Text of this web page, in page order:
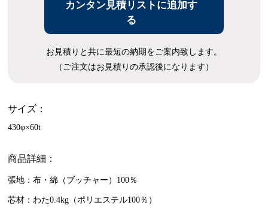
カンタン見積リストに追加す
る
お見積りと共に最短の納期をご案内致します。
（ご注文はお見積りの承認後になります）
サイズ：
430φ×60t
商品詳細：
張地：布・綿（ブッチャー）100％
芯材：わた0.4kg（ポリエステル100％）